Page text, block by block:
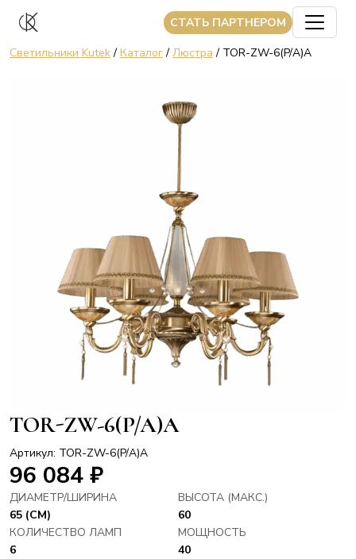
CТАТЬ ПАРТНЕРОМ
Светильники Kutek/ Каталог/ Люстра / TOR-ZW-6(P/A)A
TOR-ZW-6(P/A)A
Артикул: TOR-ZW-6(P/A)A
96 084 ₽
ДИАМЕТР/ШИРИНА
65 (СМ)
ВЫСОТА (МАКС.)
60
КОЛИЧЕСТВО ЛАМП
6
МОЩНОСТЬ
40